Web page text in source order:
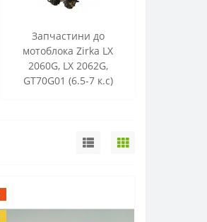
Запчастини до
мотоблока Zirka LX
2060G, LX 2062G,
GT70G01 (6.5-7 к.с)